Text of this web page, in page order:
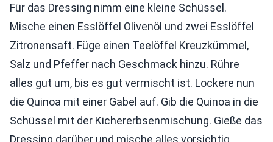
Für das Dressing nimm eine kleine Schüssel.
Mische einen Esslöffel Olivenöl und zwei Esslöffel
Zitronensaft. Füge einen Teelöffel Kreuzkümmel,
Salz und Pfeffer nach Geschmack hinzu. Rühre
alles gut um, bis es gut vermischt ist. Lockere nun
die Quinoa mit einer Gabel auf. Gib die Quinoa in die
Schüssel mit der Kichererbsenmischung. Gieße das
Dressing darüber und mische alles vorsichtig.